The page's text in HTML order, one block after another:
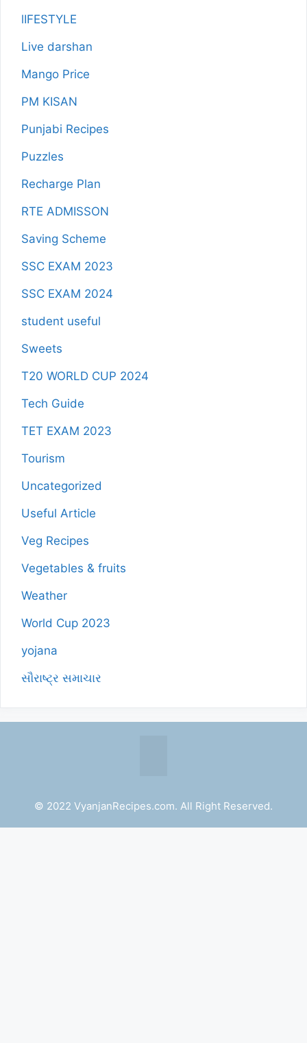
lIFESTYLE
Live darshan
Mango Price
PM KISAN
Punjabi Recipes
Puzzles
Recharge Plan
RTE ADMISSON
Saving Scheme
SSC EXAM 2023
SSC EXAM 2024
student useful
Sweets
T20 WORLD CUP 2024
Tech Guide
TET EXAM 2023
Tourism
Uncategorized
Useful Article
Veg Recipes
Vegetables & fruits
Weather
World Cup 2023
yojana
સૌરાષ્ટ્ર સમાચાર
© 2022 VyanjanRecipes.com. All Right Reserved.